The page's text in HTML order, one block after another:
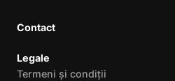
Contact
Legale
Termeni și condiții